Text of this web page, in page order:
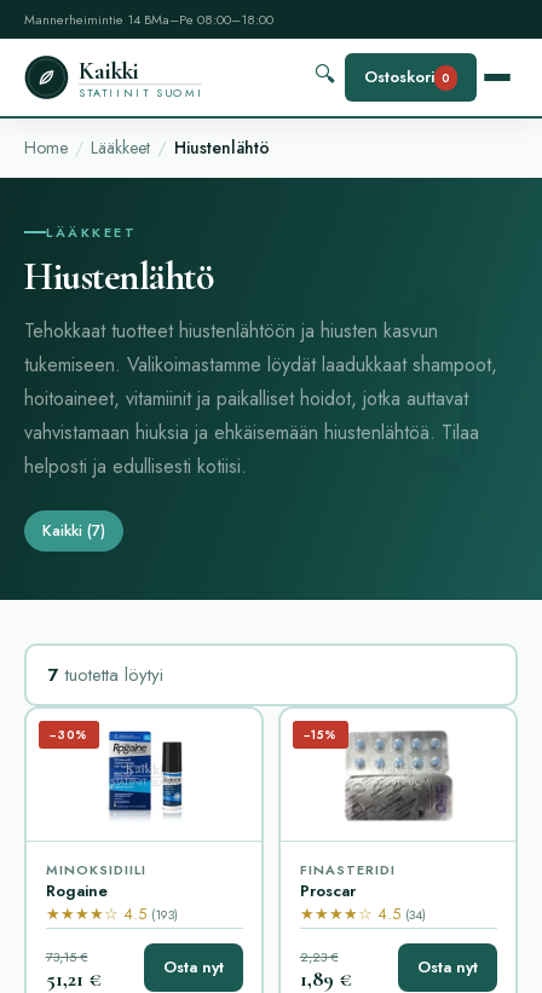
Mannerheimintie 14 BMa–Pe 08:00–18:00
Kaikki
STATIINIT SUOMI
🔍 Ostoskori 0
Home Lääkkeet Hiustenlähtö
LÄÄKKEET
Hiustenlähtö
Tehokkaat tuotteet hiustenlähtöön ja hiusten kasvun
tukemiseen. Valikoimastamme löydät laadukkaat shampoot,
hoitoaineet, vitamiinit ja paikalliset hoidot, jotka auttavat
vahvistamaan hiuksia ja ehkäisemään hiustenlähtöä. Tilaa
helposti ja edullisesti kotiisi.
Kaikki (7)
7 tuotetta löytyi
−30%
MINOKSIDIILI
Rogaine
★★★★☆ 4.5 (193)
73,15 €
51,21 € Osta nyt
−15%
FINASTERIDI
Proscar
★★★★☆ 4.5 (34)
2,23 €
1,89 € Osta nyt